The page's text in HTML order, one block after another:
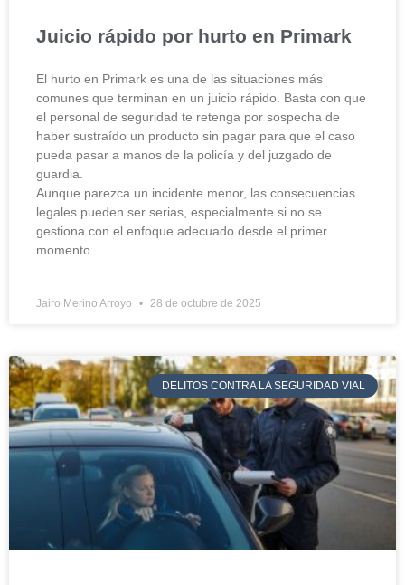
Juicio rápido por hurto en Primark
El hurto en Primark es una de las situaciones más
comunes que terminan en un juicio rápido. Basta con que
el personal de seguridad te retenga por sospecha de
haber sustraído un producto sin pagar para que el caso
pueda pasar a manos de la policía y del juzgado de
guardia.
Aunque parezca un incidente menor, las consecuencias
legales pueden ser serias, especialmente si no se
gestiona con el enfoque adecuado desde el primer
momento.
Jairo Merino Arroyo 28 de octubre de 2025
DELITOS CONTRA LA SEGURIDAD VIAL